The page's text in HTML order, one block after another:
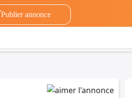
Publier annonce